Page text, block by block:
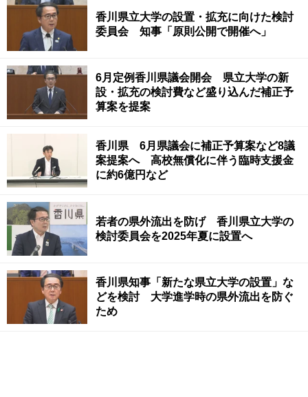
香川県立大学の設置・拡充に向けた検討
委員会 知事「原則公開で開催へ」
6月定例香川県議会開会 県立大学の新
設・拡充の検討費など盛り込んだ補正予
算案を提案
香川県 6月県議会に補正予算案など8議
案提案へ 高校無償化に伴う臨時支援金
に約6億円など
若者の県外流出を防げ 香川県立大学の
検討委員会を2025年夏に設置へ
香川県知事「新たな県立大学の設置」な
どを検討 大学進学時の県外流出を防ぐ
ため